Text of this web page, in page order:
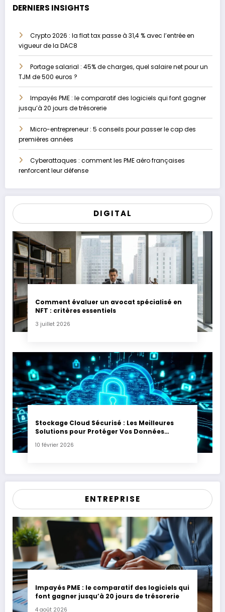
DERNIERS INSIGHTS
Crypto 2026 : la flat tax passe à 31,4 % avec l’entrée en
vigueur de la DAC8
Portage salarial : 45% de charges, quel salaire net pour un
TJM de 500 euros ?
Impayés PME : le comparatif des logiciels qui font gagner
jusqu’à 20 jours de trésorerie
Micro-entrepreneur : 5 conseils pour passer le cap des
premières années
Cyberattaques : comment les PME aéro françaises
renforcent leur défense
DIGITAL
Comment évaluer un avocat spécialisé en
NFT : critères essentiels
3 juillet 2026
Stockage Cloud Sécurisé : Les Meilleures
Solutions pour Protéger Vos Données
10 février 2026
ENTREPRISE
Impayés PME : le comparatif des logiciels qui
font gagner jusqu’à 20 jours de trésorerie
4 août 2026